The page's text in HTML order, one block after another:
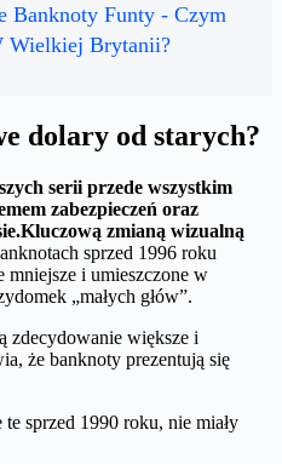
Banknoty Funty - Czym
Wielkiej Brytanii?
dolary od starych?
serii przede wszystkim
zabezpieczeń oraz
Kluczową zmianą wizualną
sprzed 1996 roku
mniejsze i umieszczone w
„małych głów”.
zdecydowanie większe i
że banknoty prezentują się
te sprzed 1990 roku, nie miały